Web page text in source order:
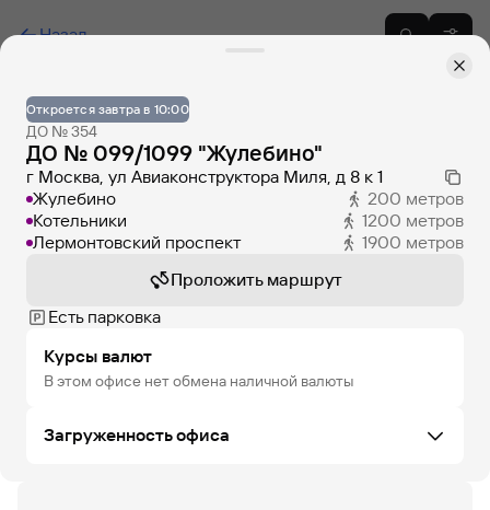
Назад
Откроется завтра в 10:00
ДО № 354
ДО № 099/1099 "Жулебино"
г Москва, ул Авиаконструктора Миля, д 8 к 1
Жулебино
200 метров
Котельники
1200 метров
Лермонтовский проспект
1900 метров
Проложить маршрут
Есть парковка
Курсы валют
В этом офисе нет обмена наличной валюты
Загруженность офиса